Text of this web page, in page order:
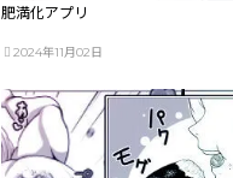
肥満化アプリ
2024年11月02日